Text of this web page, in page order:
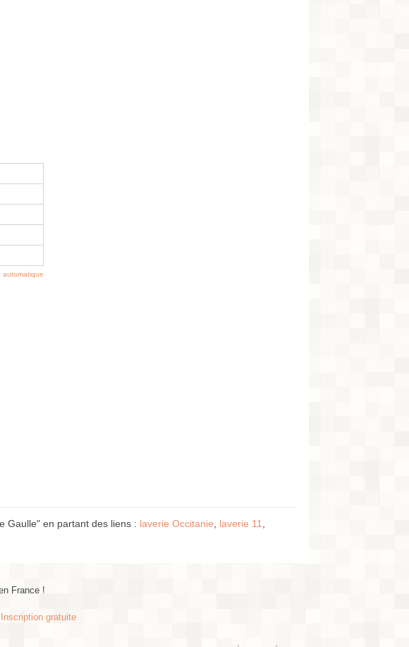
automatique
Gaulle" en partant des liens : laverie Occitanie laverie 11
France !
Inscription gratuite